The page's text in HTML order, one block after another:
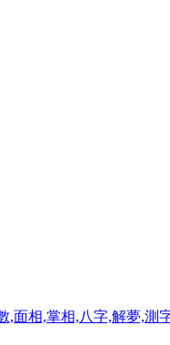
面相,掌相,八字,解夢,測